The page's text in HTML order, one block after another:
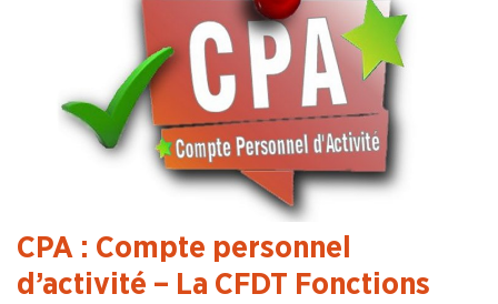
CPA : Compte personnel
d’activité – La CFDT Fonctions